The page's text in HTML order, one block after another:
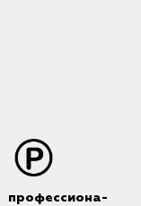
профессиона-